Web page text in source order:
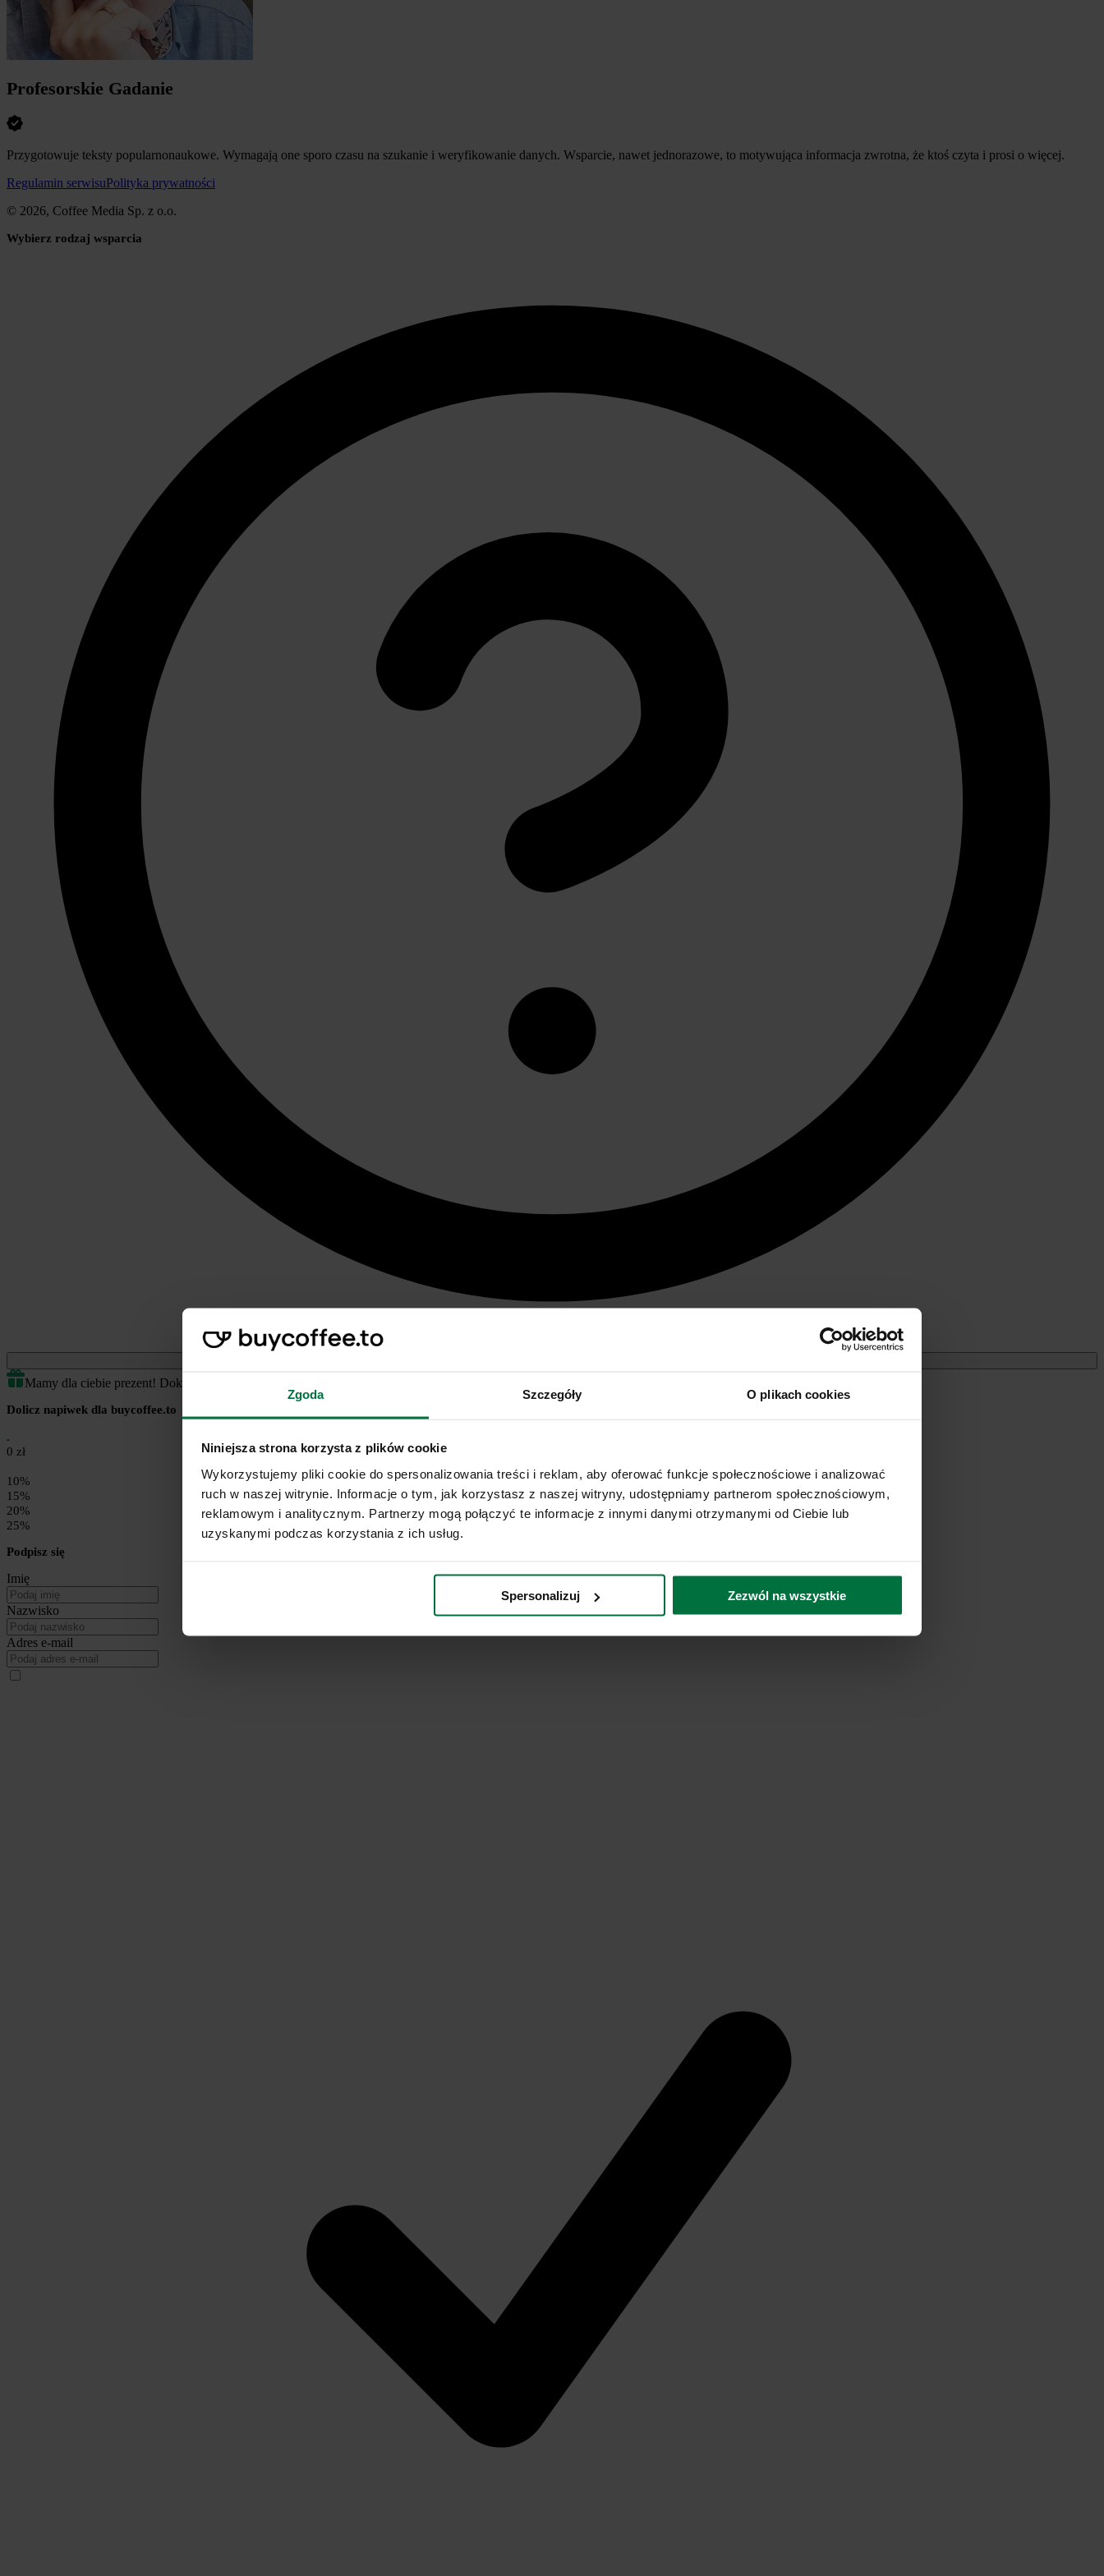
Zgoda Szczegóły O plikach cookies
Niniejsza strona korzysta z plików cookie
Wykorzystujemy pliki cookie do spersonalizowania treści i reklam, aby oferować funkcje społecznościowe i analizować
ruch w naszej witrynie. Informacje o tym, jak korzystasz z naszej witryny, udostępniamy partnerom społecznościowym,
reklamowym i analitycznym. Partnerzy mogą połączyć te informacje z innymi danymi otrzymanymi od Ciebie lub
uzyskanymi podczas korzystania z ich usług.
Spersonalizuj Zezwól na wszystkie
Profesorskie Gadanie
Przygotowuje teksty popularnonaukowe. Wymagają one sporo czasu na szukanie i weryfikowanie danych. Wsparcie, nawet jednorazowe, to motywująca informacja zwrotna, że ktoś czyta i prosi o więcej.
Regulamin serwisuPolityka prywatności
© 2026, Coffee Media Sp. z o.o.
Wybierz rodzaj wsparcia
Mamy dla ciebie prezent! Dokończ transakcję by odblokować.
Dolicz napiwek dla buycoffee.to
0 zł
10%
15%
20%
25%
Podpisz się
Imię
Nazwisko
Adres e-mail